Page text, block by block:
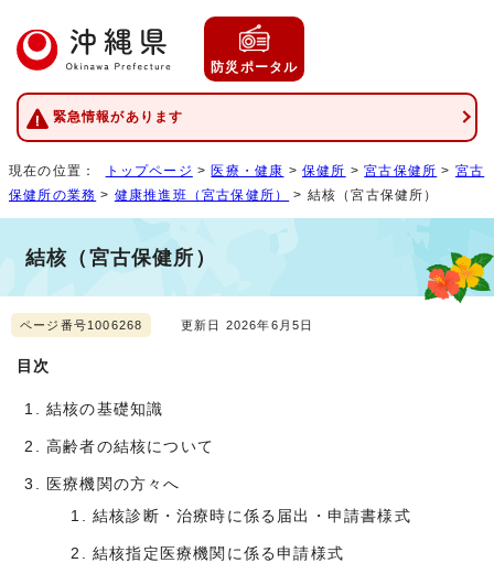
防災ポータル
緊急情報があります
現在の位置： トップページ >医療・健康 >保健所 >宮古保健所 > 宮古
保健所の業務 > 健康推進班（宮古保健所） > 結核（宮古保健所）
結核（宮古保健所）
ページ番号1006268 更新日 2026年6月5日
目次
結核の基礎知識
高齢者の結核について
医療機関の方々へ
結核診断・治療時に係る届出・申請書様式
結核指定医療機関に係る申請様式